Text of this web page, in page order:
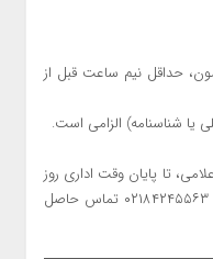
حداقل نیم ساعت قبل از
یا شناسنامه) الزامی است.
تا پایان وقت اداری روز
سه شنبه مورخ ۱۴۰۴/۰۶/۱۸ با شماره تلفن ۰۲۱۸۴۲۴۵۵۶۳ تماس حاصل